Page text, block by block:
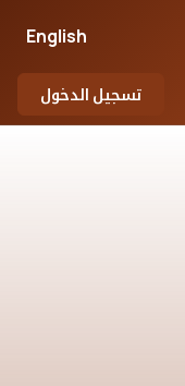
English
تسجيل الدخول